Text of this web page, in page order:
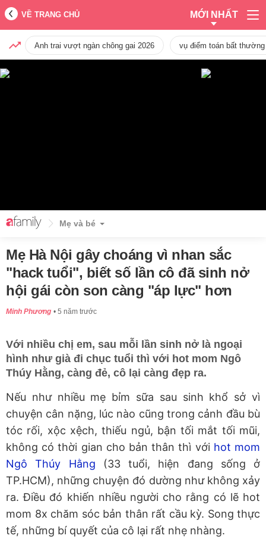
VỀ TRANG CHỦ MỚI NHẤT
Anh trai vượt ngàn chông gai 2026 vụ điểm toán bất
Mẹ và bé
Mẹ Hà Nội gây choáng vì nhan sắc
"hack tuổi", biết số lần cô đã sinh nở
hội gái còn son càng "áp lực" hơn
Minh Phương 5 năm trước
Với nhiều chị em, sau mỗi lần sinh nở là ngoại
hình như già đi chục tuổi thì với hot mom Ngô
Thúy Hằng, càng đẻ, cô lại càng đẹp ra.
Nếu như nhiều mẹ bỉm sữa sau sinh khổ sở vì
chuyện cân nặng, lúc nào cũng trong cảnh đầu bù
tóc rối, xộc xệch, thiếu ngủ, bận tối mắt tối mũi,
không có thời gian cho bản thân thì với hot mom
Ngô Thúy Hằng (33 tuổi, hiện đang sống ở
TP.HCM), những chuyện đó dường như không xảy
ra. Điều đó khiến nhiều người cho rằng có lẽ hot
mom 8x chăm sóc bản thân rất cầu kỳ. Song thực
tế, những bí quyết của cô lại rất nhẹ nhàng.